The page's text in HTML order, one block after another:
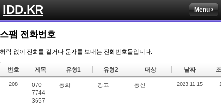
IDD.KR Menu
스팸 전화번호
허락 없이 전화를 걸거나 문자를 보내는 전화번호들입니다.
번호 제목 유형1 유형2 대상 날짜
208
070-
7744-
3657
통화 광고 통신 2023.11.15